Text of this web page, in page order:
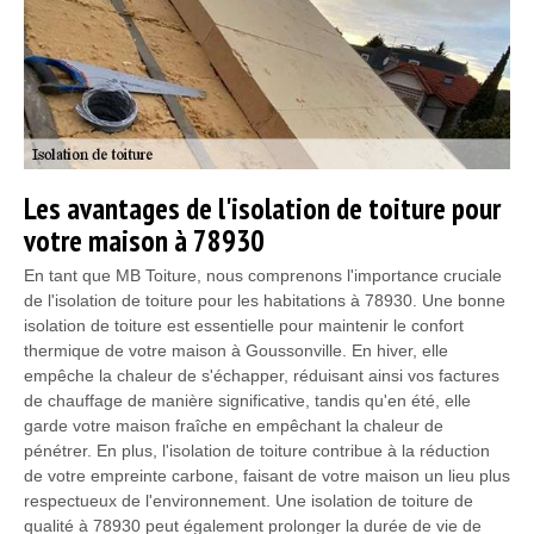
Les avantages de l'isolation de toiture pour
votre maison à 78930
En tant que MB Toiture, nous comprenons l'importance cruciale
de l'isolation de toiture pour les habitations à 78930. Une bonne
isolation de toiture est essentielle pour maintenir le confort
thermique de votre maison à Goussonville. En hiver, elle
empêche la chaleur de s'échapper, réduisant ainsi vos factures
de chauffage de manière significative, tandis qu'en été, elle
garde votre maison fraîche en empêchant la chaleur de
pénétrer. En plus, l'isolation de toiture contribue à la réduction
de votre empreinte carbone, faisant de votre maison un lieu plus
respectueux de l'environnement. Une isolation de toiture de
qualité à 78930 peut également prolonger la durée de vie de